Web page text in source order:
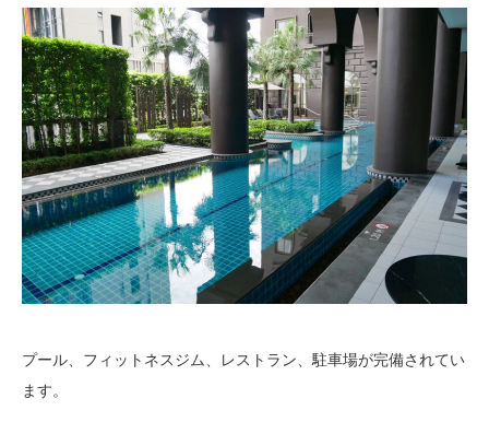
プール、フィットネスジム、レストラン、駐車場が完備されてい
ます。